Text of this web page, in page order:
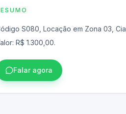
S080, Locação em Zona 03,
R$ 1.300,00.
Falar agora